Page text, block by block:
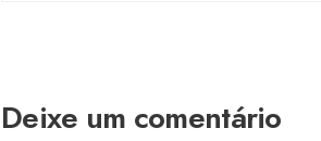
Deixe um comentário